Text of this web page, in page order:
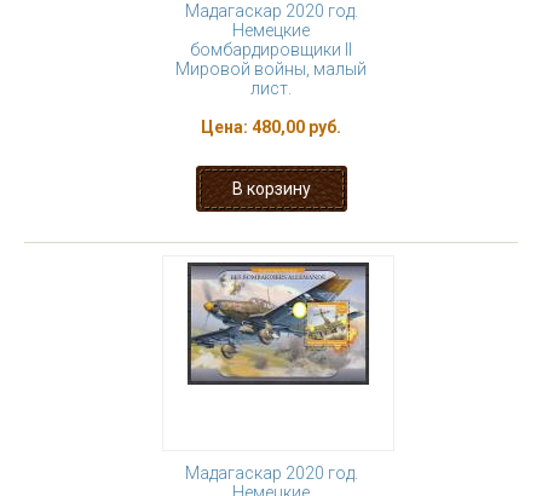
Мадагаскар 2020 год.
Немецкие
бомбардировщики II
Мировой войны, малый
лист.
Цена: 480,00 руб.
Мадагаскар 2020 год.